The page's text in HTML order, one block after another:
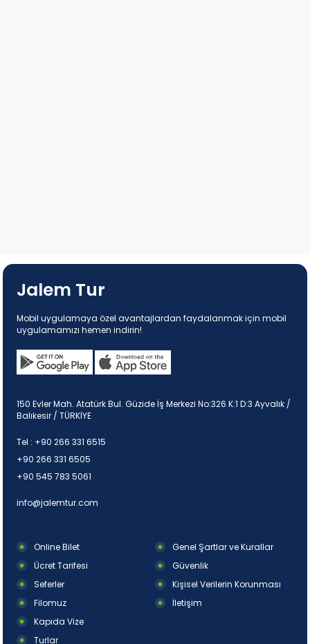
Jalem Tur
Mobil uygulamaya özel avantajlardan faydalanmak için mobil
uygulamamızı hemen indirin!
150 Evler Mah. Atatürk Bul. Güzide İş Merkezi No:326 K:1 D:3 Ayvalık /
Balıkesir / TÜRKİYE
Tel : +90 266 331 6515
+90 266 331 6505
+90 545 783 5061
info@jalemtur.com
Online Bilet
Ücret Tarifesi
Seferler
Filomuz
Kapıda Vize
Turlar
Genel Şartlar ve Kurallar
Güvenlik
Kişisel Verilerin Korunması
İletişim